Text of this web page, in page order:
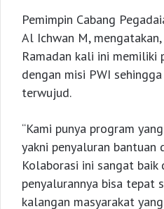
Pemimpin Cabang
Al Ichwan M,
Ramadan kali ini memiliki
dengan misi PWI
terwujud.
“Kami punya program
yakni penyaluran bantuan
Kolaborasi ini sangat baik
penyalurannya bisa tepat
kalangan masyarakat